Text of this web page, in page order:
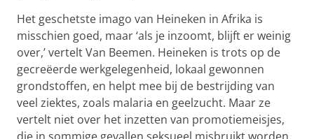
Het geschetste imago van Heineken in Afrika is
misschien goed, maar ‘als je inzoomt, blijft er weinig
over,’ vertelt Van Beemen. Heineken is trots op de
gecreëerde werkgelegenheid, lokaal gewonnen
grondstoffen, en helpt mee bij de bestrijding van
veel ziektes, zoals malaria en geelzucht. Maar ze
vertelt niet over het inzetten van promotiemeisjes,